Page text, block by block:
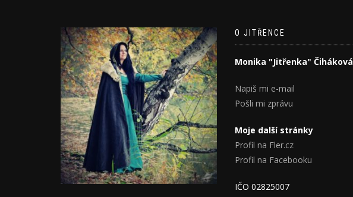
O JITŘENCE
Monika "Jitřenka" Čiháková
Napiš mi e-mail
Pošli mi zprávu
Moje další stránky
Profil na Fler.cz
Profil na Facebooku
IČO 02825007